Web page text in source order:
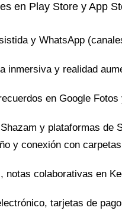
en Play Store y App
y WhatsApp
inmersiva y realidad
en Google
y plataformas de
y conexión con
notas colaborativas en
tarjetas de